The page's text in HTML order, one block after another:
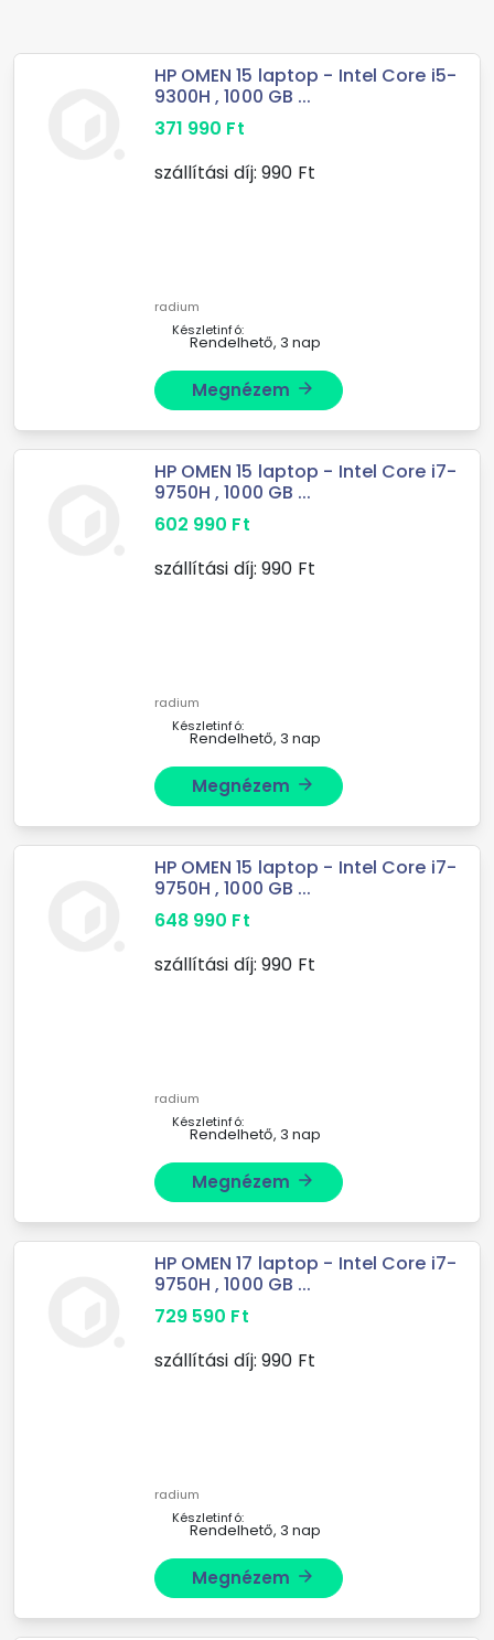
HP OMEN 15 laptop - Intel Core i5-
9300H , 1000 GB ...
371 990 Ft
szállítási díj: 990 Ft
radium
Készletinfó:
Rendelhető, 3 nap
Megnézem arrow_forward
HP OMEN 15 laptop - Intel Core i7-
9750H , 1000 GB ...
602 990 Ft
szállítási díj: 990 Ft
radium
Készletinfó:
Rendelhető, 3 nap
Megnézem arrow_forward
HP OMEN 15 laptop - Intel Core i7-
9750H , 1000 GB ...
648 990 Ft
szállítási díj: 990 Ft
radium
Készletinfó:
Rendelhető, 3 nap
Megnézem arrow_forward
HP OMEN 17 laptop - Intel Core i7-
9750H , 1000 GB ...
729 590 Ft
szállítási díj: 990 Ft
radium
Készletinfó:
Rendelhető, 3 nap
Megnézem arrow_forward